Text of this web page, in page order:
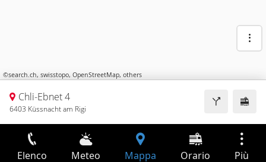
©search.ch, swisstopo, OpenStreetMap, others
Chli-Ebnet 4
6403 Küssnacht am Rigi
Elenco Meteo Mappa Orario Più